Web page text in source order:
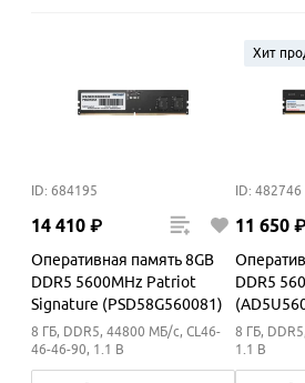
ID: 684195
14 410 ₽
Оперативная память 8GB
DDR5 5600MHz Patriot
Signature (PSD58G560081)
8 ГБ, DDR5, 44800 МБ/с, CL46-
46-46-90, 1.1 В
Хит
ID: 482746
11 650 ₽
DDR5
8 ГБ,
1.1 В